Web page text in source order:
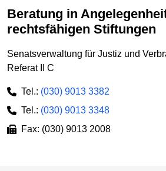
Beratung in Angelegenheiten der
rechtsfähigen Stiftungen
Senatsverwaltung für Justiz und
Referat II C
Tel.: (030) 9013 3382
Tel.: (030) 9013 3348
Fax: (030) 9013 2008